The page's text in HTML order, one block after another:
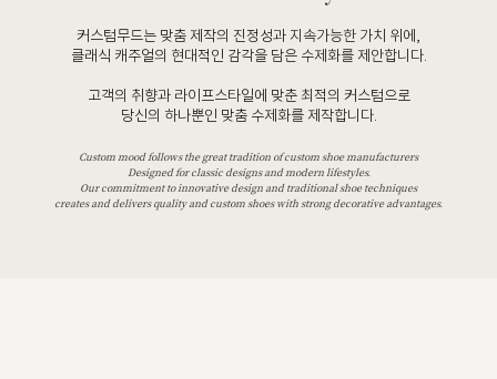
커스텀무드는 맞춤 제작의 진정성과 지속가능한 가치 위에,
클래식 캐주얼의 현대적인 감각을 담은 수제화를 제안합니다.
고객의 취향과 라이프스타일에 맞춘 최적의 커스텀으로
당신의 하나뿐인 맞춤 수제화를 제작합니다.
Custom mood follows the great tradition of custom shoe manufacturers
Designed for classic designs and modern lifestyles.
Our commitment to innovative design and traditional shoe techniques
creates and delivers quality and custom shoes with strong decorative advantages.